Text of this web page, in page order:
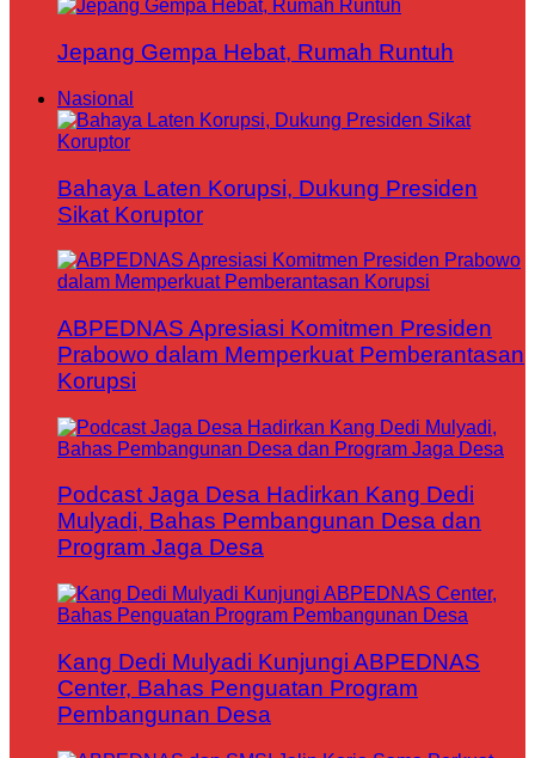
Jepang Gempa Hebat, Rumah Runtuh
Nasional
Bahaya Laten Korupsi, Dukung Presiden
Sikat Koruptor
ABPEDNAS Apresiasi Komitmen Presiden
Prabowo dalam Memperkuat Pemberantasan
Korupsi
Podcast Jaga Desa Hadirkan Kang Dedi
Mulyadi, Bahas Pembangunan Desa dan
Program Jaga Desa
Kang Dedi Mulyadi Kunjungi ABPEDNAS
Center, Bahas Penguatan Program
Pembangunan Desa